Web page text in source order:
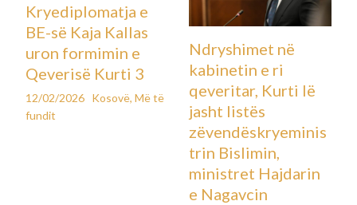
Kryediplomatja e
BE-së Kaja Kallas
uron formimin e
Qeverisë Kurti 3
12/02/2026 Kosovë,Më të
fundit
Ndryshimet në
kabinetin e ri
qeveritar, Kurti lë
jasht listës
zëvendëskryeminis
trin Bislimin,
ministret Hajdarin
e Nagavcin